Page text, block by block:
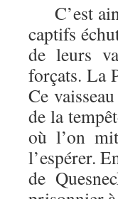
C’est
captifs
de leurs
forçats. La
Ce
de la
où l’on
l’espérer.
de